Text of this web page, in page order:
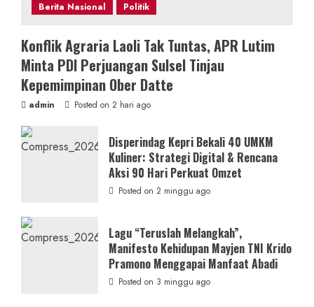
Berita Nasional Politik
Konflik Agraria Laoli Tak Tuntas, APR Lutim
Minta PDI Perjuangan Sulsel Tinjau
Kepemimpinan Ober Datte
admin Posted on 2 hari ago
Disperindag Kepri Bekali 40 UMKM
Kuliner: Strategi Digital & Rencana
Aksi 90 Hari Perkuat Omzet
Posted on 2 minggu ago
Lagu “Teruslah Melangkah”,
Manifesto Kehidupan Mayjen TNI Krido
Pramono Menggapai Manfaat Abadi
Posted on 3 minggu ago